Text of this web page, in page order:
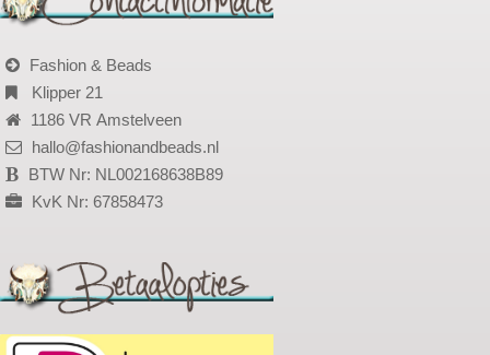
Fashion & Beads
Klipper 21
1186 VR Amstelveen
hallo@fashionandbeads.nl
BTW Nr: NL002168638B89
KvK Nr: 67858473